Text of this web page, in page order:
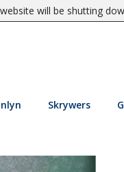
will be shutting
Skrywers